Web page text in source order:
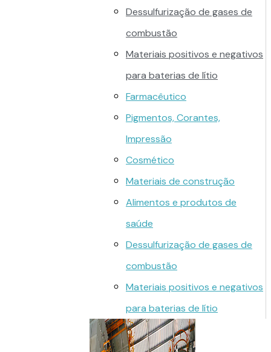
Dessulfurização de gases de
combustão
Materiais positivos e negativos
para baterias de lítio
Farmacêutico
Pigmentos, Corantes,
Impressão
Cosmético
Materiais de construção
Alimentos e produtos de
saúde
Dessulfurização de gases de
combustão
Materiais positivos e negativos
para baterias de lítio